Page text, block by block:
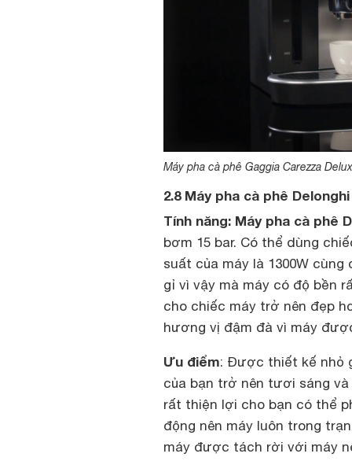
Máy pha cà phê Gaggia Carezza
2.8 Máy pha cà phê Delonghi
Tính năng: Máy pha cà phê
bơm 15 bar. Có thể dùng
suất của máy là 1300W
gỉ vì vậy mà máy có độ bền
cho chiếc máy trở nên đẹp
hương vị đậm đà vì máy
Ưu điểm: Được thiết kế nhỏ
của bạn trở nên tươi sáng
rất thiện lợi cho bạn có thể
động nên máy luôn trong
máy được tách rời với máy